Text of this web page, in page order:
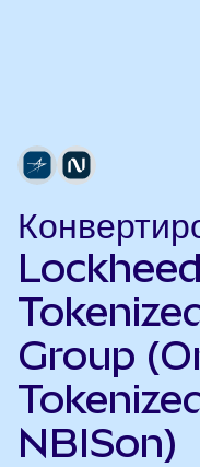
Group
NBISon)